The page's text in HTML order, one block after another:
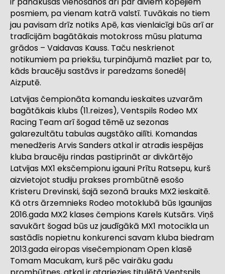
posmiem, pa vienam katrā valstī. Tuvākais no tiem
jau pavisam drīz notiks Apē, kas vienlaicīgi būs arī ar
tradīcijām bagātākais motokross mūsu platuma
grādos – Vaidavas Kauss. Taču neskrienot
notikumiem pa priekšu, turpinājumā mazliet par to,
kāds braucēju sastāvs ir paredzams šonedēļ
Aizputē.
Latvijas čempionāta komandu ieskaites uzvarām
bagātākais klubs (11.reizes), Ventspils Rodeo MX
Racing Team arī šogad tēmē uz sezonas
galarezultātu tabulas augstāko ailīti. Komandas
menedžeris Arvis Sanders atkal ir atradis iespējas
kluba braucēju rindas pastiprināt ar divkārtējo
Latvijas MX1 eksčempionu igauni Prītu Ratsepu, kurš
aizvietojot studiju prakses prombūtnē esošo
Kristeru Drevinski, šajā sezonā brauks MX2 ieskaitē.
Kā otrs ārzemnieks Rodeo motoklubā būs Igaunijas
2016.gada MX2 klases čempions Karels Kutsārs. Viņš
savukārt šogad būs uz jaudīgākā MX1 motocikla un
sastādīs nopietnu konkurenci savam kluba biedram
2013.gada eiropas visečempionam Open klasē
Tomam Macukam, kurš pēc vairāku gadu